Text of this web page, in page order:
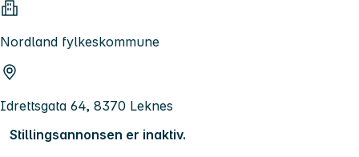
Nordland fylkeskommune
Idrettsgata 64, 8370 Leknes
Stillingsannonsen er inaktiv.